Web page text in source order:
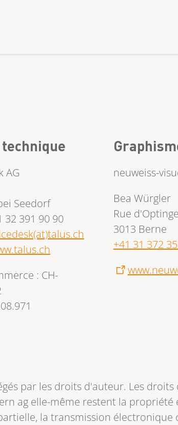
AG
Seedorf
32 391 90 90
: CH-
neuweiss-
Bea Würgler
Rue
3013 Berne
+41 31 372
par les droits d'auteur. Les
ag elle-même restent la propriété
la transmission électronique